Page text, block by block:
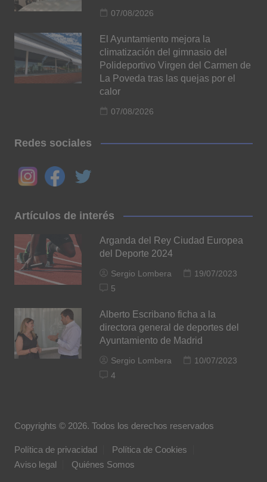
07/08/2026
El Ayuntamiento mejora la
climatización del gimnasio del
Polideportivo Virgen del Carmen de
La Poveda tras las quejas por el
calor
07/08/2026
Redes sociales
Artículos de interés
Arganda del Rey Ciudad Europea
del Deporte 2024
Sergio Lombera
19/07/2023
5
Alberto Escribano ficha a la
directora general de deportes del
Ayuntamiento de Madrid
Sergio Lombera
10/07/2023
4
Copyrights © 2026. Todos los derechos reservados
Política de privacidad
Política de Cookies
Aviso legal
Quiénes Somos